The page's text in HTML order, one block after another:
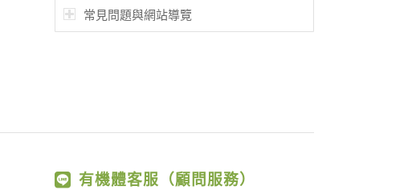
常見問題與網站導覽
有機體客服（顧問服務）